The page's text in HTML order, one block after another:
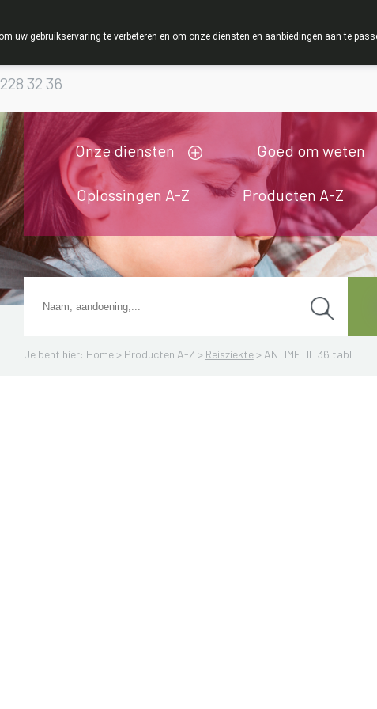
Verbeke
32 36
Onze diensten Goed om weten
Oplossingen A-Z Producten A-Z
Je bent hier: Home > Producten A-Z > Reisziekte> ANTIMETIL 36 tabl
uw gebruikservaring te verbeteren en om onze diensten en aanbiedingen aan te